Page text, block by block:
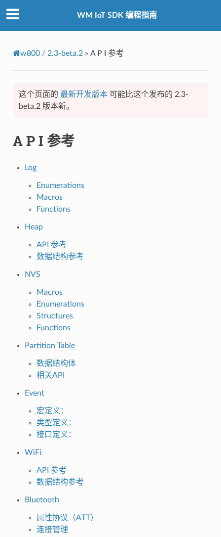
WM IoT SDK 编程指南
w800 / 2.3-beta.2» A P I 参考
这个页面的 最新开发版本可能比这个发布的 2.3-
beta.2 版本新。
A P I 参考
Log
Enumerations
Macros
Functions
Heap
API 参考
数据结构参考
NVS
Macros
Enumerations
Structures
Functions
Partition Table
数据结构体
相关API
Event
宏定义：
类型定义：
接口定义：
WiFi
API 参考
数据结构参考
Bluetooth
属性协议（ATT）
连接管理